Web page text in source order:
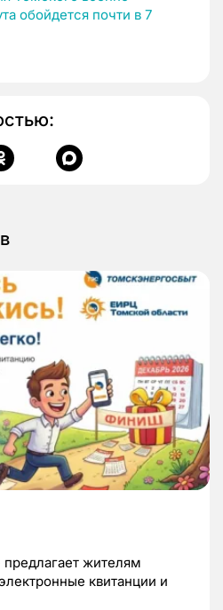
обойдется почти в 7
жителям
квитанции и